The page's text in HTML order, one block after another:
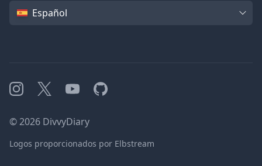
IdiomaEspañol
Instagram
X YouTubeGitHub
©2026 DivvyDiary
Logos proporcionados por Elbstream